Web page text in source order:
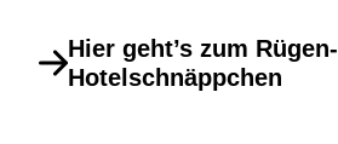
Hier geht’s zum Rügen-
Hotelschnäppchen